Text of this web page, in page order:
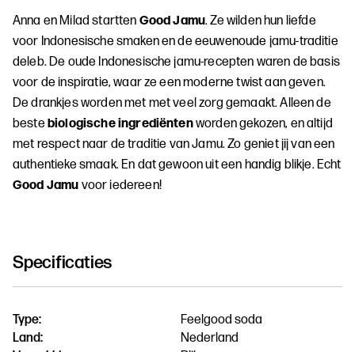
Anna en Milad startten Good Jamu. Ze wilden hun liefde
voor Indonesische smaken en de eeuwenoude jamu-traditie
deleb. De oude Indonesische jamu-recepten waren de basis
voor de inspiratie, waar ze een moderne twist aan geven.
De drankjes worden met met veel zorg gemaakt. Alleen de
bestebiologische ingrediëntenworden gekozen, en altijd
met respect naar de traditie van Jamu. Zo geniet jij van een
authentieke smaak. En dat gewoon uit een handig blikje. Echt
Good Jamu voor iedereen!
Specificaties
Type:
Feelgood soda
Land:
Nederland